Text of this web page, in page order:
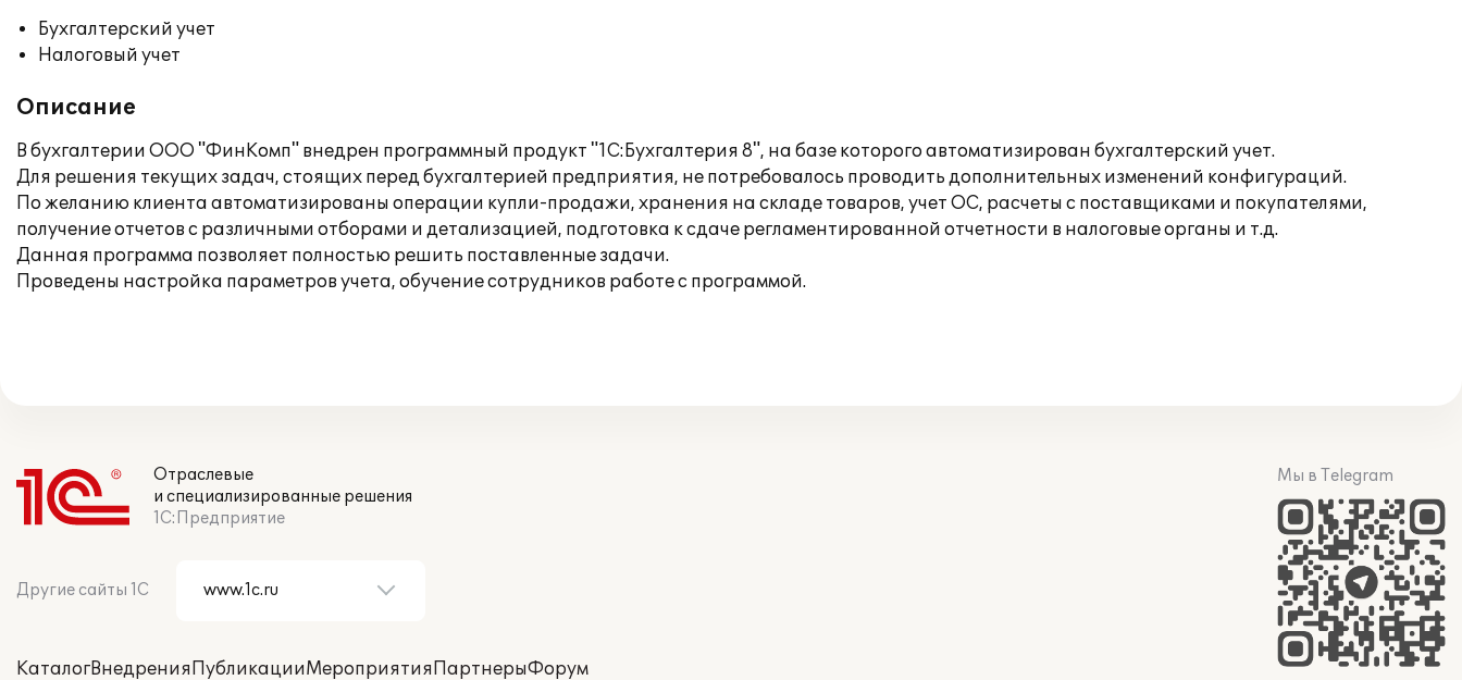
Бухгалтерский учет
Налоговый учет
Описание
В бухгалтерии ООО "ФинКомп" внедрен программный продукт "1С:Бухгалтерия 8", на базе которого автоматизирован бухгалтерский учет.
Для решения текущих задач, стоящих перед бухгалтерией предприятия, не потребовалось проводить дополнительных изменений конфигураций.
По желанию клиента автоматизированы операции купли-продажи, хранения на складе товаров, учет ОС, расчеты с поставщиками и покупателями,
получение отчетов с различными отборами и детализацией, подготовка к сдаче регламентированной отчетности в налоговые органы и т.д.
Данная программа позволяет полностью решить поставленные задачи.
Проведены настройка параметров учета, обучение сотрудников работе с программой.
Отраслевые
и специализированные решения
1С:Предприятие
Другие сайты 1С
КаталогВнедренияПубликацииМероприятияПартнерыФорум
Мы в Telegram